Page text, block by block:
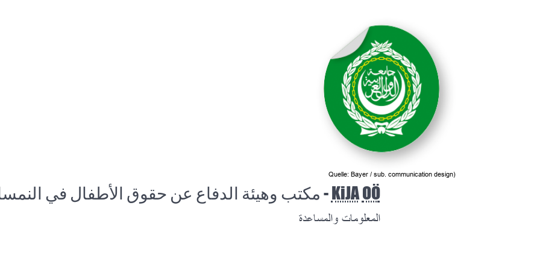
(Quelle: Bayer / sub. communication design
KiJAOÖ - مكتب وهيئة الدفاع عن حقوق الأطفال في النمسا
المعلومات والمساعدة